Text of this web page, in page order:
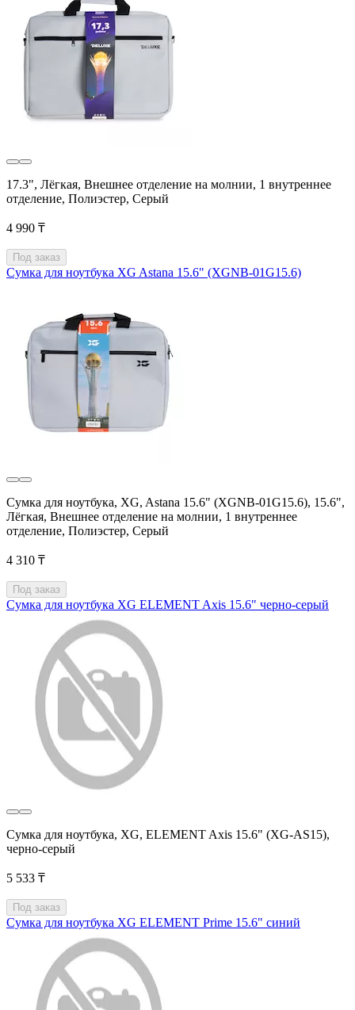
17.3", Лёгкая, Внешнее отделение на молнии, 1 внутреннее
отделение, Полиэстер, Серый
4 990 ₸
Под заказ
Сумка для ноутбука XG Astana 15.6" (XGNB-01G15.6)
Сумка для ноутбука, XG, Astana 15.6" (XGNB-01G15.6), 15.6",
Лёгкая, Внешнее отделение на молнии, 1 внутреннее
отделение, Полиэстер, Серый
4 310 ₸
Под заказ
Сумка для ноутбука XG ELEMENT Axis 15.6" черно-серый
Сумка для ноутбука, XG, ELEMENT Axis 15.6" (XG-AS15),
черно-серый
5 533 ₸
Под заказ
Сумка для ноутбука XG ELEMENT Prime 15.6" синий